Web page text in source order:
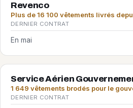
Revenco
Plus de 16 100 vêtements livrés
DERNIER CONTRAT
En mai
Service Aérien
1 649 vêtements brodés pour le
DERNIER CONTRAT